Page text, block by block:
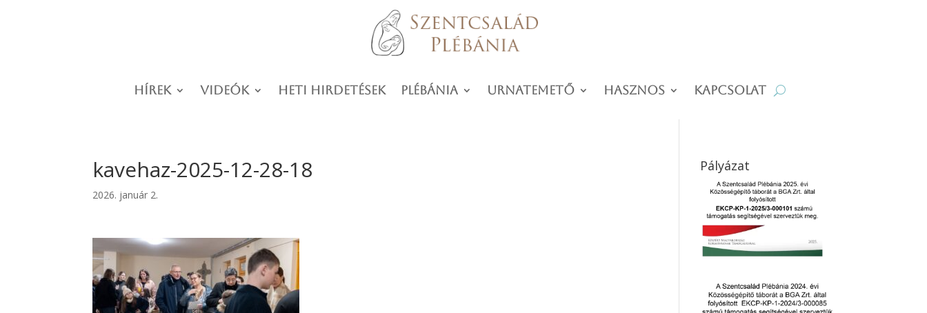
Hírek Videók Heti hirdetések Plébánia Urnatemető Hasznos Kapcsolat
kavehaz-2025-12-28-18
2026. január 2.
Pályázat